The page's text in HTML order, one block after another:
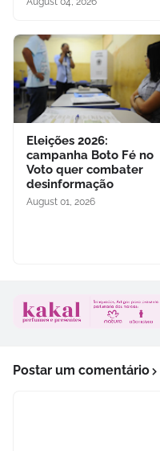
Eleições 2026:
campanha Boto Fé no
Voto quer combater
desinformação
August 01, 2026
Postar um comentário